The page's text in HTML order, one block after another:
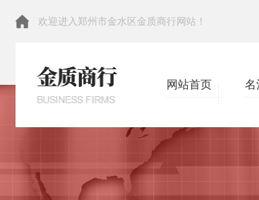
欢迎进入郑州市金水区金质商行网站！
网站首页 名